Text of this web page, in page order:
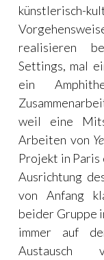
realisieren
Settings, mal
ein
weil eine
Arbeiten von
Projekt in
Ausrichtung
von Anfang
beider Gruppe
immer auf
Austausch